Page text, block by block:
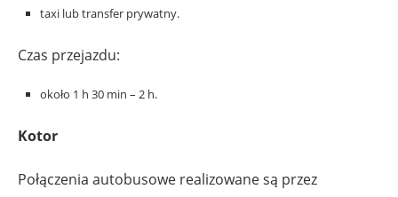
taxi lub transfer prywatny.
Czas przejazdu:
około 1 h 30 min – 2 h.
Kotor
Połączenia autobusowe realizowane są przez